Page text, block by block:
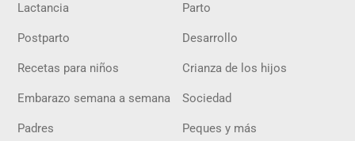
Lactancia Parto
Postparto Desarrollo
Recetas para niños Crianza de los hijos
Embarazo semana a semana Sociedad
Padres Peques y más